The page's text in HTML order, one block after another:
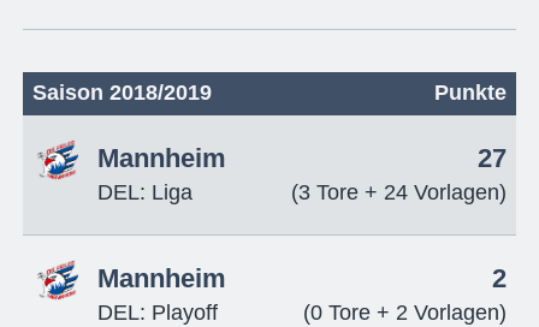
Saison 2018/2019 Punkte
Mannheim
DEL: Liga
27
(3 Tore + 24 Vorlagen)
Mannheim
DEL: Playoff
2
(0 Tore + 2 Vorlagen)